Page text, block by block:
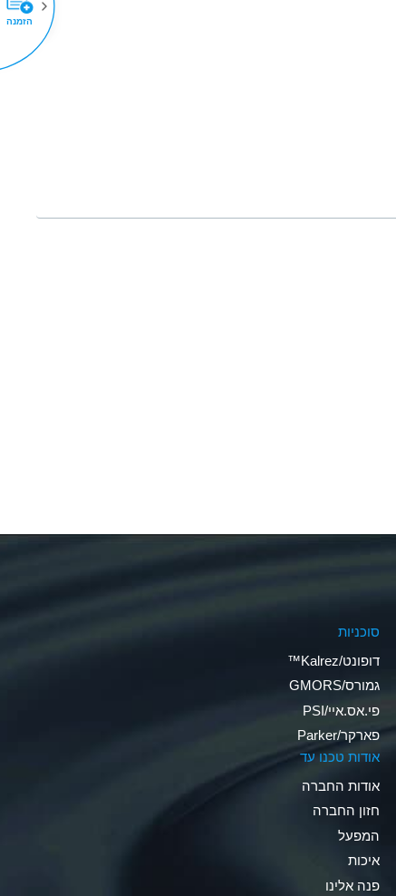
סוכניות
דופונט/Kalrez™
גמורס/GMORS
פי.אס.איי/PSI
פארקר/Parker
אודות טכנו עד
אודות החברה
חזון החברה
המפעל
איכות
פנה אלינו
הזמנה